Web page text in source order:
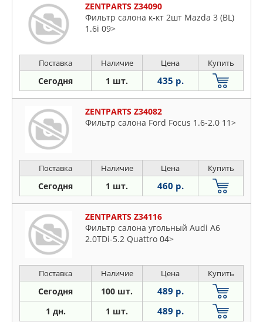
ZENTPARTS Z34090
Фильтр салона к-кт 2шт Mazda 3 (BL)
1.6i 09>
Поставка Наличие Цена Купить
Сегодня 1 шт. 435 р.
ZENTPARTS Z34082
Фильтр салона Ford Focus 1.6-2.0 11>
Поставка Наличие Цена Купить
Сегодня 1 шт. 460 р.
ZENTPARTS Z34116
Фильтр салона угольный Audi A6
2.0TDi-5.2 Quattro 04>
Поставка Наличие Цена Купить
Сегодня 100 шт. 489 р.
1 дн. 1 шт. 489 р.